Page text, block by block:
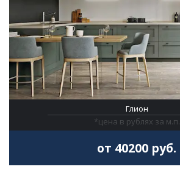
Глион
*цена в рублях за м.п.
от 40200 руб.